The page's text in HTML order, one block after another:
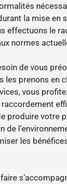
la mise en
effectuons le
normes
de vous
les prenons en
vous
produire votre
les